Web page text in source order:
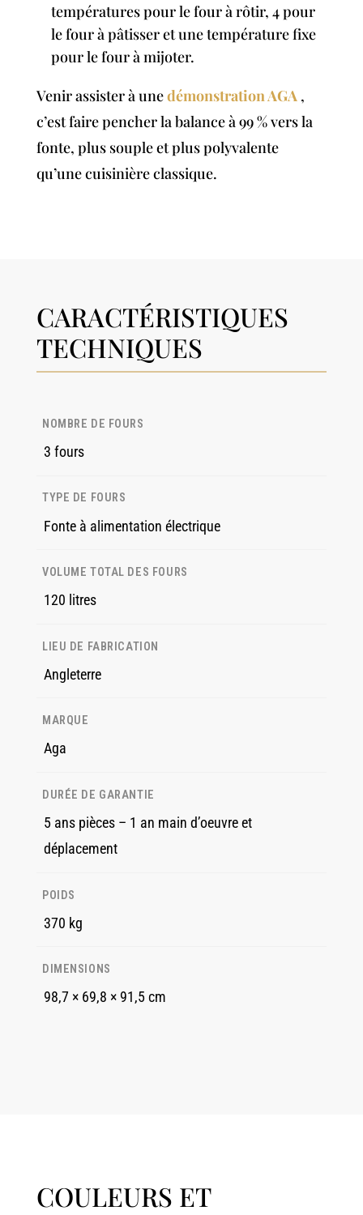
températures pour le four à rôtir, 4 pour
le four à pâtisser et une température fixe
pour le four à mijoter.
Venir assister à unedémonstration AGA,
c’est faire pencher la balance à 99 % vers la
fonte, plus souple et plus polyvalente
qu’une cuisinière classique.
CARACTÉRISTIQUES
TECHNIQUES
NOMBRE DE FOURS
3 fours
TYPE DE FOURS
Fonte à alimentation électrique
VOLUME TOTAL DES FOURS
120 litres
LIEU DE FABRICATION
Angleterre
MARQUE
Aga
DURÉE DE GARANTIE
5 ans pièces – 1 an main d’oeuvre et
déplacement
POIDS
370 kg
DIMENSIONS
98,7 × 69,8 × 91,5 cm
COULEURS ET